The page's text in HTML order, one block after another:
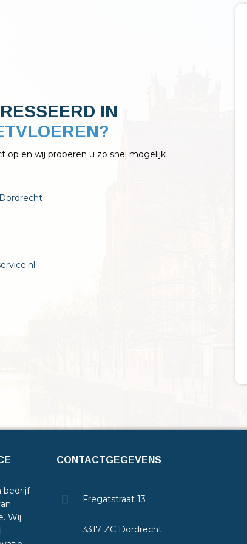
IN
op en wij proberen u zo snel mogelijk
bedrijf
Wij
CONTACTGEGEVENS
Fregatstraat 13
3317 ZC Dordrecht